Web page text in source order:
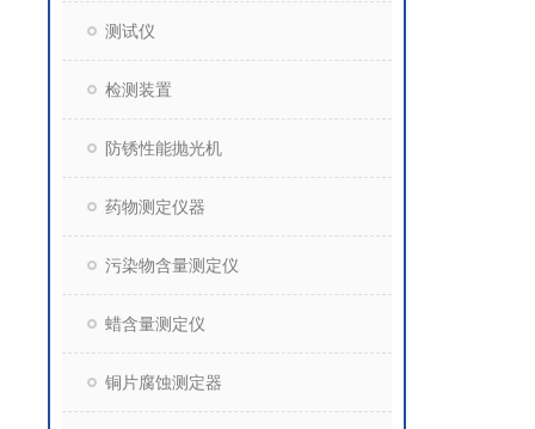
测试仪
检测装置
防锈性能抛光机
药物测定仪器
污染物含量测定仪
蜡含量测定仪
铜片腐蚀测定器